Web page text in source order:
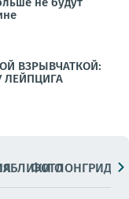
ВЗРЫВЧАТКОЙ:
ЛЕЙПЦИГА
ФОТОЛОНГРИДЫ